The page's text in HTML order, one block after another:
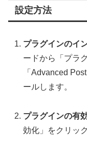
設定方法
プラグインのイ
ードから「プラ
「Advanced
ールします。
プラグインの有
効化」をクリッ